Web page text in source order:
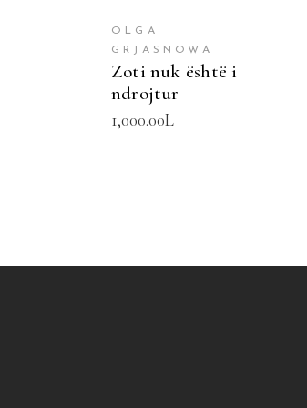
OLGA
GRJASNOWA
Zoti nuk është i
ndrojtur
1,000.00L